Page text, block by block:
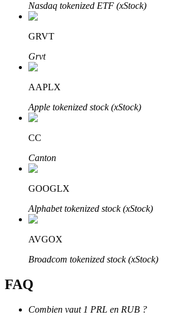
Partenaires Bitrue
Affiliés Bitrue
Jusqu'à 65 % de commissions !
Nasdaq tokenized ETF (xStock)
GRVT
Grvt
AAPLX
Apple tokenized stock (xStock)
CC
Canton
GOOGLX
Alphabet tokenized stock (xStock)
AVGOX
Broadcom tokenized stock (xStock)
FAQ
Combien vaut 1 PRL en RUB ?